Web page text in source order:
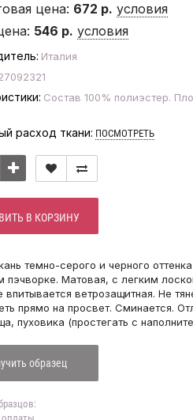
цена: 672 р. условия
546 р. условия
Италия
Состав 100% полиэстер.
расход ткани: ПОСМОТРЕТЬ
В КОРЗИНУ
темно-серого и черного
пэчворке. Матовая, с легким
впитывается ветрозащитная. Не
прямо на просвет. Сминается.
пуховика (простегать с
образец